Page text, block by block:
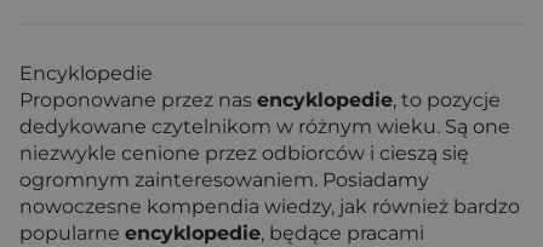
Encyklopedie
Proponowane przez nas encyklopedie, to pozycje
dedykowane czytelnikom w różnym wieku. Są one
niezwykle cenione przez odbiorców i cieszą się
ogromnym zainteresowaniem. Posiadamy
nowoczesne kompendia wiedzy, jak również bardzo
popularne encyklopedie, będące pracami